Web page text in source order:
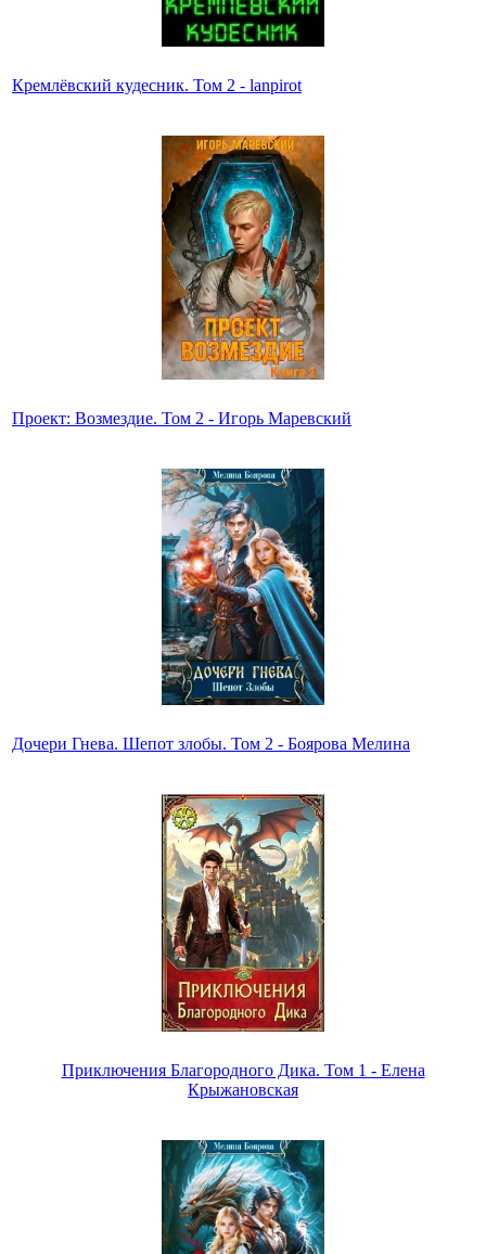
Кремлёвский кудесник. Том 2 - lanpirot
Проект: Возмездие. Том 2 - Игорь Маревский
Дочери Гнева. Шепот злобы. Том 2 - Боярова Мелина
Приключения Благородного Дика. Том 1 - Елена
Крыжановская